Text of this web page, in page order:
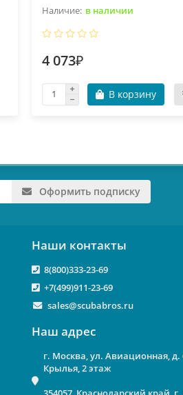
в наличии
4 073₽
В корзину
Оформить подписку
Наши контакты
8(800)333-23-69
+7(499)911-23-69
sales@scubabros.ru
Наш адрес
г. Москва, ул. Авиационная, д.
Крылья, 2 этаж